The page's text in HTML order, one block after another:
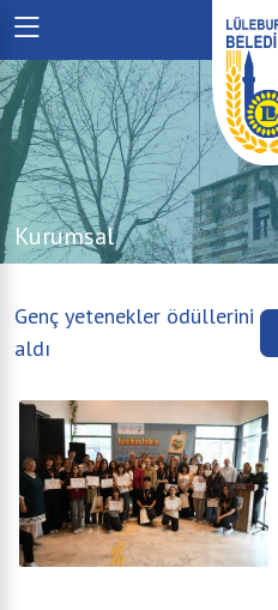
Kurumsal
Genç yetenekler ödüllerini
aldı